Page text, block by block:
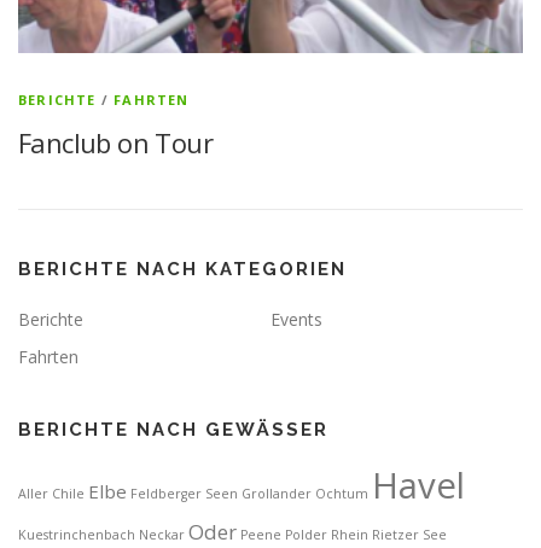
BERICHTE / FAHRTEN
Fanclub on Tour
BERICHTE NACH KATEGORIEN
Berichte
Events
Fahrten
BERICHTE NACH GEWÄSSER
Aller Chile Elbe Feldberger Seen Grollander Ochtum Havel
Kuestrinchenbach Neckar Oder Peene Polder Rhein Rietzer See